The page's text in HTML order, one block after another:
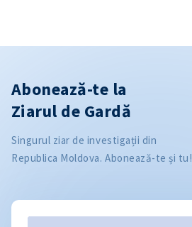
Abonează-te la
Ziarul de Gardă
Singurul ziar de investigații din
Republica Moldova. Abonează-te și tu!